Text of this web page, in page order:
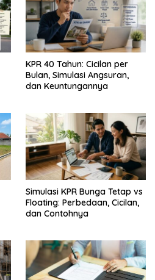
KPR 40 Tahun: Cicilan per
Bulan, Simulasi Angsuran,
dan Keuntungannya
Simulasi KPR Bunga Tetap vs
Floating: Perbedaan, Cicilan,
dan Contohnya